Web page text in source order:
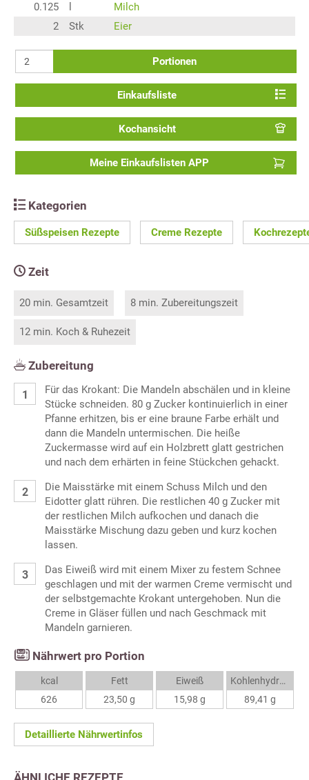
0.125
Milch
2
Stk Eier
Portionen
Einkaufsliste
Kochansicht
Meine Einkaufslisten APP
Kategorien
Süßspeisen Rezepte Creme Rezepte
Zeit
20 min. Gesamtzeit 8 min. Zubereitungszeit
12 min. Koch & Ruhezeit
Zubereitung
Für das Krokant: Die Mandeln abschälen und in kleine
Stücke schneiden. 80 g Zucker kontinuierlich in einer
Pfanne erhitzen, bis er eine braune Farbe erhält und
dann die Mandeln untermischen. Die heiße
Zuckermasse wird auf ein Holzbrett glatt gestrichen
und nach dem erhärten in feine Stückchen gehackt.
Die Maisstärke mit einem Schuss Milch und den
Eidotter glatt rühren. Die restlichen 40 g Zucker mit
der restlichen Milch aufkochen und danach die
Maisstärke Mischung dazu geben und kurz kochen
lassen.
Das Eiweiß wird mit einem Mixer zu festem Schnee
geschlagen und mit der warmen Creme vermischt und
der selbstgemachte Krokant untergehoben. Nun die
Creme in Gläser füllen und nach Geschmack mit
Mandeln garnieren.
Nährwert pro Portion
kcal
626
Fett
23,50 g
Eiweiß
15,98 g
Kohlenhydrate
89,41 g
Detaillierte Nährwertinfos